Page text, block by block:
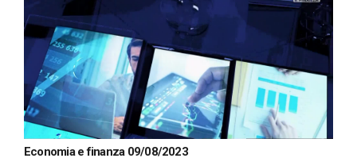
Economia e finanza 09/08/2023